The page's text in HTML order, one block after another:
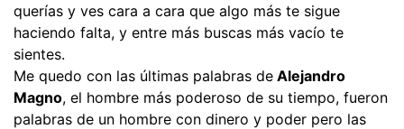
querías y ves cara a cara que algo más te sigue
haciendo falta, y entre más buscas más vacío te
sientes.
Me quedo con las últimas palabras de Alejandro
Magno, el hombre más poderoso de su tiempo, fueron
palabras de un hombre con dinero y poder pero las